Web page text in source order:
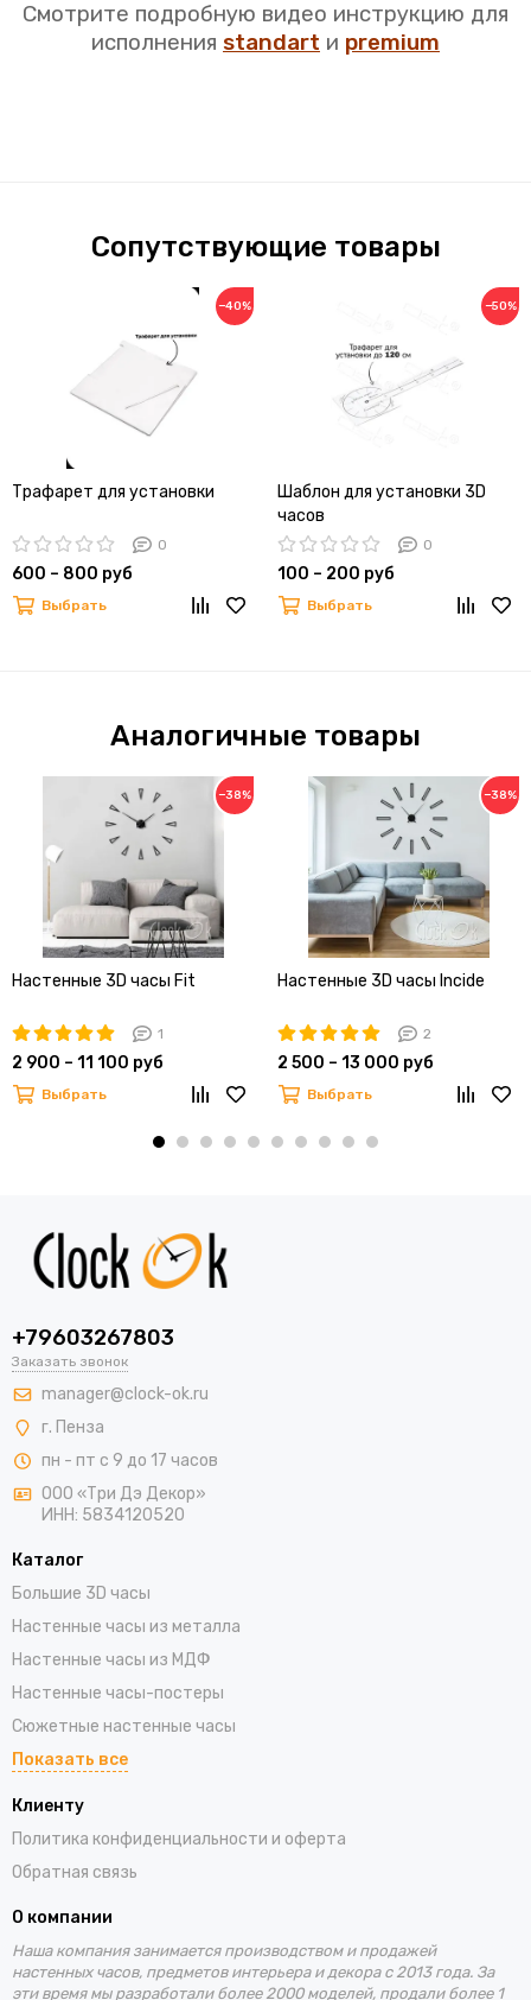
Смотрите подробную видео инструкцию для
исполнения standart и premium
Сопутствующие товары
−40%
Трафарет для установки
0
600 – 800 руб
Выбрать
−50%
Шаблон для установки 3D
часов
0
100 – 200 руб
Выбрать
Аналогичные товары
−38%
Настенные 3D часы Fit
1
2 900 – 11 100 руб
Выбрать
−38%
Настенные 3D часы Incide
2
2 500 – 13 000 руб
Выбрать
+79603267803
Заказать звонок
manager@clock-ok.ru
г. Пенза
пн - пт с 9 до 17 часов
ООО «Три Дэ Декор»
ИНН: 5834120520
Каталог
Большие 3D часы
Настенные часы из металла
Настенные часы из МДФ
Настенные часы-постеры
Сюжетные настенные часы
Показать все
Клиенту
Политика конфиденциальности и оферта
Обратная связь
О компании
Наша компания занимается производством и продажей
настенных часов, предметов интерьера и декора с 2013 года. За
эти время мы разработали более 2000 моделей, продали более 1